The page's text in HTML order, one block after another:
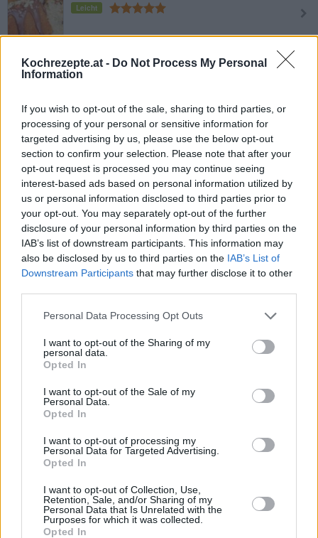
Kochrezepte.at - Do Not Process My Personal
Information
If you wish to opt-out of the sale, sharing to third parties, or
processing of your personal or sensitive information for
targeted advertising by us, please use the below opt-out
section to confirm your selection. Please note that after your
opt-out request is processed you may continue seeing
interest-based ads based on personal information utilized by
us or personal information disclosed to third parties prior to
your opt-out. You may separately opt-out of the further
disclosure of your personal information by third parties on the
IAB’s list of downstream participants. This information may
also be disclosed by us to third parties on the IAB’s List of
Downstream Participants that may further disclose it to other
Personal Data Processing Opt Outs
I want to opt-out of the Sharing of my
personal data.
Opted In
I want to opt-out of the Sale of my
Personal Data.
Opted In
I want to opt-out of processing my
Personal Data for Targeted Advertising.
Opted In
I want to opt-out of Collection, Use,
Retention, Sale, and/or Sharing of my
Personal Data that Is Unrelated with the
Purposes for which it was collected.
Opted In
Leicht
Buttermilch-Gugelhupf
Leicht
Mayonnaise-Kuchen
Leicht
Zitronentopfkuchen
Leicht
Weißer Schoko-Gugelhupf mit
Eierlikör
Leicht
Joghurt-Gugelhupf
Leicht
Kürbis-Gugelhupf mit Zimtguss
Leicht
Heidelbeer Gugelhupf
Leicht